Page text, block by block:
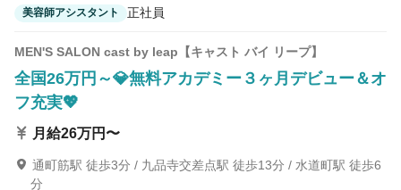
美容師アシスタント 正社員
MEN'S SALON cast by leap【キャスト バイ リープ】
全国26万円～💎無料アカデミー３ヶ月デビュー＆オ
フ充実💖
月給26万円〜
通町筋駅 徒歩3分 / 九品寺交差点駅 徒歩13分 / 水道町駅 徒歩6
分